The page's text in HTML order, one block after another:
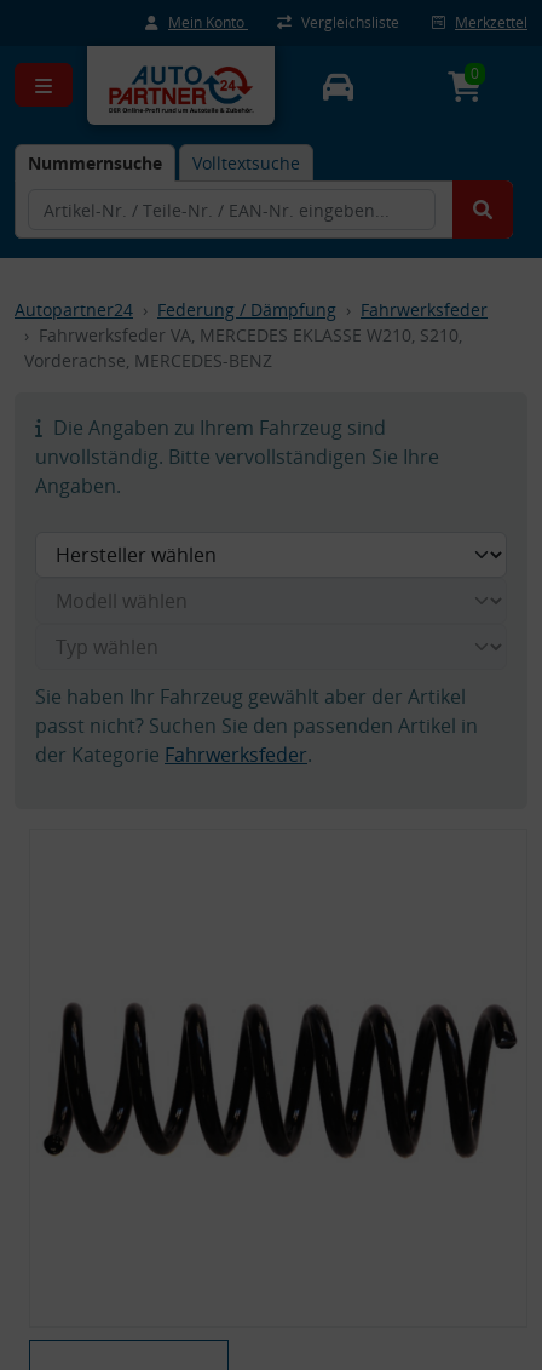
Mein Konto Vergleichsliste Merkzettel
Nummernsuche Volltextsuche
0
Autopartner24 Federung / Dämpfung
Fahrwerksfeder
Fahrwerksfeder VA, MERCEDES EKLASSE W210, S210,
Vorderachse, MERCEDES-BENZ
Die Angaben zu Ihrem Fahrzeug sind
unvollständig. Bitte vervollständigen Sie Ihre
Angaben.
Sie haben Ihr Fahrzeug gewählt aber der Artikel
passt nicht? Suchen Sie den passenden Artikel in
der Kategorie Fahrwerksfeder.